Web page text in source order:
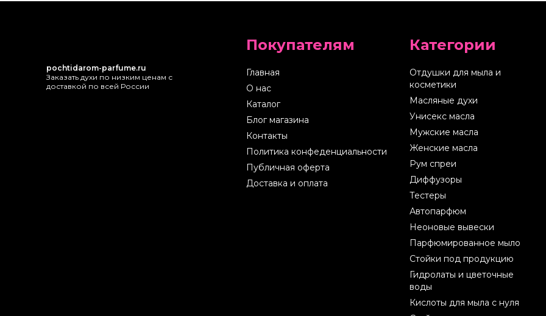
pochtidarom-parfume.ru
Заказать духи по низким ценам с
доставкой по всей России
Покупателям
Главная
О нас
Каталог
Блог магазина
Контакты
Политика конфеденциальности
Публичная оферта
Доставка и оплата
Категории
Отдушки для мыла и
косметики
Масляные духи
Унисекс масла
Мужские масла
Женские масла
Рум спреи
Диффузоры
Тестеры
Автопарфюм
Неоновые вывески
Парфюмированное мыло
Стойки под продукцию
Гидролаты и цветочные
воды
Кислоты для мыла с нуля